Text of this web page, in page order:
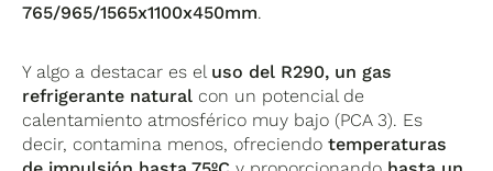
765/965/1565x1100x450mm.
Y algo a destacar es el uso del R290, un gas
refrigerante natural con un potencial de
calentamiento atmosférico muy bajo (PCA 3). Es
decir, contamina menos, ofreciendotemperaturas